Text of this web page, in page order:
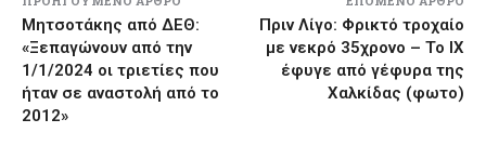
Μητσοτάκης από ΔΕΘ:
«Ξεπαγώνουν από την
1/1/2024 οι τριετίες που
ήταν σε αναστολή από το
2012»
Πριν Λίγο: Φρικτό τροχαίο
με νεκρό 35χρονο – Το ΙΧ
έφυγε από γέφυρα της
Χαλκίδας (φωτο)